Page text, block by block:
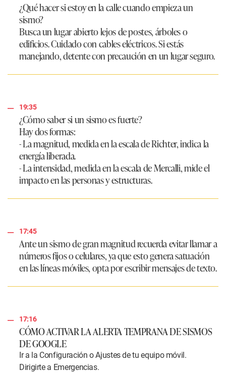
¿Qué hacer si estoy en la calle cuando empieza un
sismo?
Busca un lugar abierto lejos de postes, árboles o
edificios. Cuidado con cables eléctricos. Si estás
manejando, detente con precaución en un lugar seguro.
19:35
¿Cómo saber si un sismo es fuerte?
Hay dos formas:
- La magnitud, medida en la escala de Richter, indica la
energía liberada.
- La intensidad, medida en la escala de Mercalli, mide el
impacto en las personas y estructuras.
17:45
Ante un sismo de gran magnitud recuerda evitar llamar a
números fijos o celulares, ya que esto genera satuación
en las líneas móviles, opta por escribir mensajes de texto.
17:16
CÓMO ACTIVAR LA ALERTA TEMPRANA DE SISMOS
DE GOOGLE
Ir a la Configuración o Ajustes de tu equipo móvil.
Dirigirte a Emergencias.